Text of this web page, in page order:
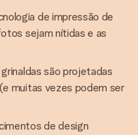
de impressão de
sejam nítidas e as
são projetadas
muitas vezes podem ser
de design